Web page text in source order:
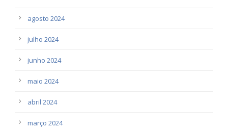
agosto 2024
julho 2024
junho 2024
maio 2024
abril 2024
março 2024